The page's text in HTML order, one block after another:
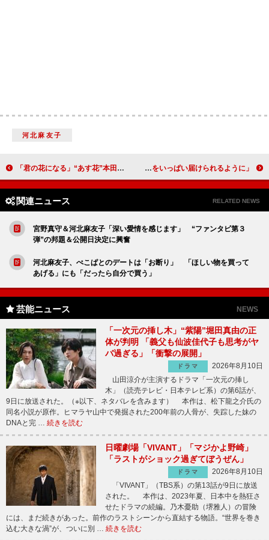
河北麻友子
「君の花になる」“あす花”本田翼の下へ疾走する“弾”高橋文哉に急展開 「ラストシーンは驚いた。少女漫画のようで楽しい」 NHK紅白歌合戦の出場歌手42組が決定 なにわ男子・大橋和也「幸せをいっぱい届けられるように」
関連ニュース RELATED NEWS
宮野真守＆河北麻友子「深い愛情を感じます」 “ファンタビ第３
弾”の邦題＆公開日決定に興奮
河北麻友子、ぺこぱとのデートは「お断り」 「ほしい物を買って
あげる」にも「だったら自分で買う」
芸能ニュース NEWS
「一次元の挿し木」“紫陽”堀田真由の正
体が判明 「義父も仙波佳代子も思考がヤ
バ過ぎる」「衝撃の展開」
ドラマ
2026年8月10日
山田涼介が主演するドラマ「一次元の挿し
木」（読売テレビ・日本テレビ系）の第6話が、
9日に放送された。（※以下、ネタバレを含みます） 本作は、松下龍之介氏の
同名小説が原作。ヒマラヤ山中で発掘された200年前の人骨が、失踪した妹の
DNAと完 … 続きを読む
日曜劇場「VIVANT」「マジかよ野崎」
「ラストがショック過ぎてぼうぜん」
ドラマ
2026年8月10日
「VIVANT」（TBS系）の第13話が9日に放送
された。 本作は、2023年夏、日本中を熱狂さ
せたドラマの続編。乃木憂助（堺雅人）の冒険
には、まだ続きがあった。前作のラストシーンから直結する物語。“世界を巻き
込む大きな渦”が、ついに別 … 続きを読む